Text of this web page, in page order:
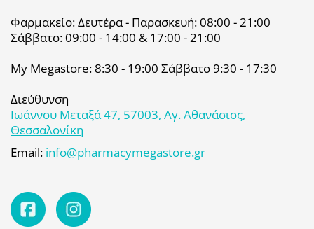
Φαρμακείο: Δευτέρα - Παρασκευή: 08:00 - 21:00
Σάββατο: 09:00 - 14:00 & 17:00 - 21:00
My Megastore: 8:30 - 19:00 Σάββατο 9:30 - 17:30
Διεύθυνση
Ιωάννου Μεταξά 47, 57003, Αγ. Αθανάσιος,
Θεσσαλονίκη
Email: info@pharmacymegastore.gr